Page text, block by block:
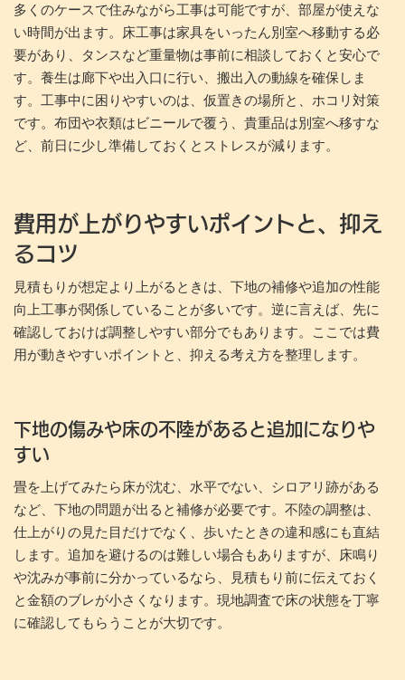
多くのケースで住みながら工事は可能ですが、部屋が使えな
い時間が出ます。床工事は家具をいったん別室へ移動する必
要があり、タンスなど重量物は事前に相談しておくと安心で
す。養生は廊下や出入口に行い、搬出入の動線を確保しま
す。工事中に困りやすいのは、仮置きの場所と、ホコリ対策
です。布団や衣類はビニールで覆う、貴重品は別室へ移すな
ど、前日に少し準備しておくとストレスが減ります。
費用が上がりやすいポイントと、抑え
るコツ
見積もりが想定より上がるときは、下地の補修や追加の性能
向上工事が関係していることが多いです。逆に言えば、先に
確認しておけば調整しやすい部分でもあります。ここでは費
用が動きやすいポイントと、抑える考え方を整理します。
下地の傷みや床の不陸があると追加になりや
すい
畳を上げてみたら床が沈む、水平でない、シロアリ跡がある
など、下地の問題が出ると補修が必要です。不陸の調整は、
仕上がりの見た目だけでなく、歩いたときの違和感にも直結
します。追加を避けるのは難しい場合もありますが、床鳴り
や沈みが事前に分かっているなら、見積もり前に伝えておく
と金額のブレが小さくなります。現地調査で床の状態を丁寧
に確認してもらうことが大切です。